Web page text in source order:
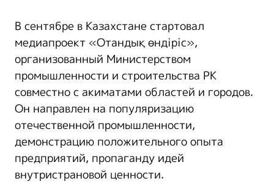
В сентябре в Казахстане стартовал
медиапроект «Отандық өндіріс»,
организованный Министерством
промышленности и строительства РК
совместно с акиматами областей и городов.
Он направлен на популяризацию
отечественной промышленности,
демонстрацию положительного опыта
предприятий, пропаганду идей
внутристрановой ценности.